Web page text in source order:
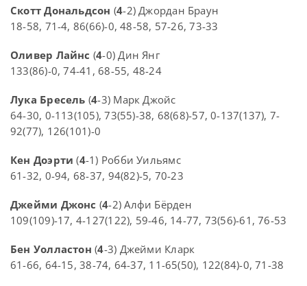
Скотт Дональдсон (4-2) Джордан Браун
18-58, 71-4, 86(66)-0, 48-58, 57-26, 73-33
Оливер Лайнс (4-0) Дин Янг
133(86)-0, 74-41, 68-55, 48-24
Лука Бресель (4-3) Марк Джойс
64-30, 0-113(105), 73(55)-38, 68(68)-57, 0-137(137), 7-
92(77), 126(101)-0
Кен Доэрти (4-1) Робби Уильямс
61-32, 0-94, 68-37, 94(82)-5, 70-23
Джейми Джонс (4-2) Алфи Бёрден
109(109)-17, 4-127(122), 59-46, 14-77, 73(56)-61, 76-53
Бен Уолластон (4-3) Джейми Кларк
61-66, 64-15, 38-74, 64-37, 11-65(50), 122(84)-0, 71-38